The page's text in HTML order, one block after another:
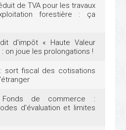
de TVA pour les travaux
forestière : ça
d'impôt « Haute Valeur
: on joue les prolongations !
sort fiscal des cotisations
de commerce :
d'évaluation et limites